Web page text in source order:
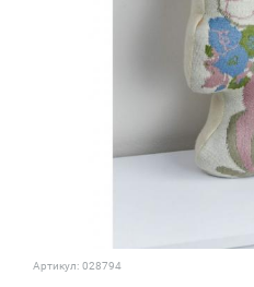
Артикул: 028794